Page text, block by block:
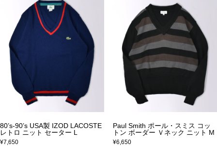
80’s-90’s USA製 IZOD LACOSTE
レトロ ニット セーター L
¥7,650
Paul Smith ポール・スミス コッ
トン ボーダー Ｖネック ニット M
¥6,650